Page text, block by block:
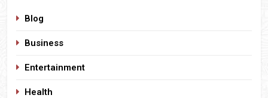
Blog
Business
Entertainment
Health